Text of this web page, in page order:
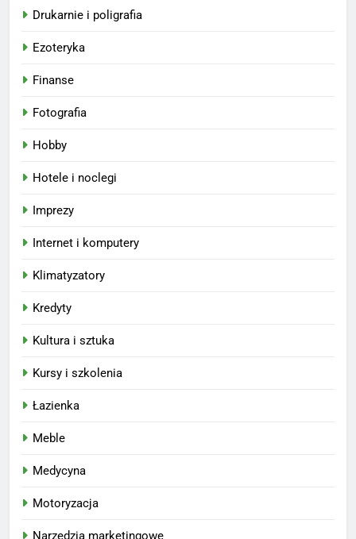
Drukarnie i poligrafia
Ezoteryka
Finanse
Fotografia
Hobby
Hotele i noclegi
Imprezy
Internet i komputery
Klimatyzatory
Kredyty
Kultura i sztuka
Kursy i szkolenia
Łazienka
Meble
Medycyna
Motoryzacja
Narzędzia marketingowe